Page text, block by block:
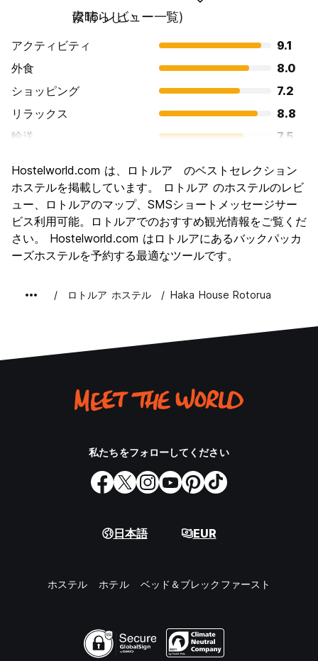
素晴らしい
(216 レビュー一覧)
アクティビティ
9.1
外食
8.0
ショッピング
7.2
リラックス
8.8
輸送
7.5
文化
8.8
ナイトライフ
6.7
コストパフォーマンス
8.1
Hostelworld.com は、ロトルア のベストセレクション
ホステルを掲載しています。 ロトルア のホステルのレビ
ュー、ロトルアのマップ、SMSショートメッセージサー
ビス利用可能。ロトルアでのおすすめ観光情報をご覧くだ
さい。 Hostelworld.com はロトルアにあるバックパッカ
ーズホステルを予約する最適なツールです。
ロトルア ホステル Haka House Rotorua
私たちをフォローしてください
日本語 EUR
ホステル ホテル ベッド＆ブレックファースト